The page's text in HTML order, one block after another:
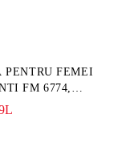
PENTRU FEMEI
FM 6774,